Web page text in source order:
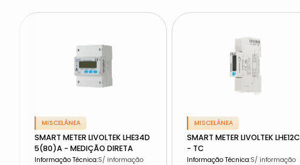
MISCELÂNEA
SMART METER LIVOLTEK LHE34D
5(80)A - MEDIÇÃO DIRETA
Informação Técnica:S/ informação
MISCELÂNEA
SMART METER LIVOLTEK LHE12C
- TC
Informação Técnica:S/ informação